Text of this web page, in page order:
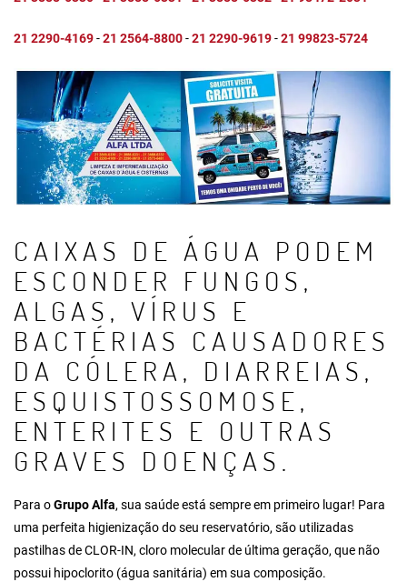
21 2290-4169-21 2564-8800-21 2290-9619-21 99823-5724
CAIXAS DE ÁGUA PODEM
ESCONDER FUNGOS,
ALGAS, VÍRUS E
BACTÉRIAS CAUSADORES
DA CÓLERA, DIARREIAS,
ESQUISTOSSOMOSE,
ENTERITES E OUTRAS
GRAVES DOENÇAS.
Para oGrupo Alfa, sua saúde está sempre em primeiro lugar! Para
uma perfeita higienização do seu reservatório, são utilizadas
pastilhas de CLOR-IN, cloro molecular de última geração, que não
possui hipoclorito (água sanitária) em sua composição.